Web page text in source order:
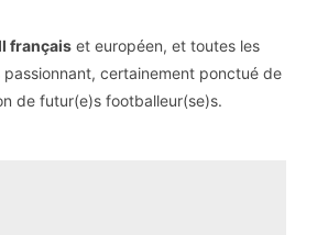
français et européen, et toutes les
certainement ponctué de
de futur(e)s footballeur(se)s.